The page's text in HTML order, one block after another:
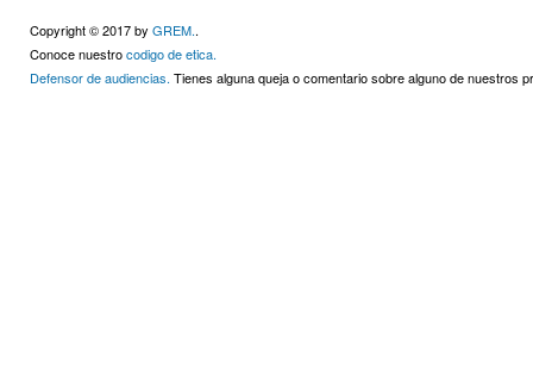
Copyright © 2017 by GREM..
Conoce nuestrocodigo de etica.
Defensor de audiencias. Tienes alguna queja o comentario sobre alguno de nuestros